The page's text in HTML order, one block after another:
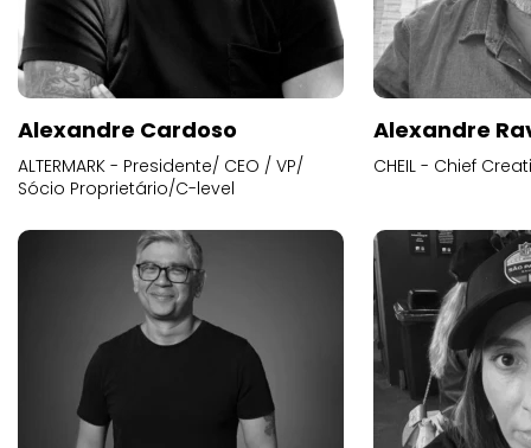
Alexandre Cardoso
ALTERMARK - Presidente/ CEO / VP/
Sócio Proprietário/C-level
Alexandre
CHEIL - Chief